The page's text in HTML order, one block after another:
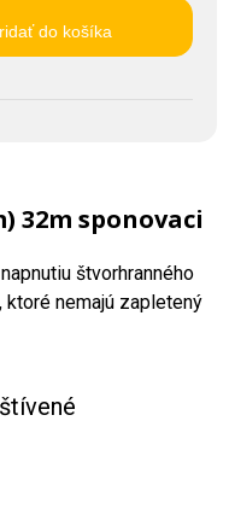
do košíka
32m sponovaci
štvorhranného
nemajú zapletený